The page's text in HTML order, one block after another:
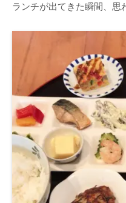
ランチが出てきた瞬間、思